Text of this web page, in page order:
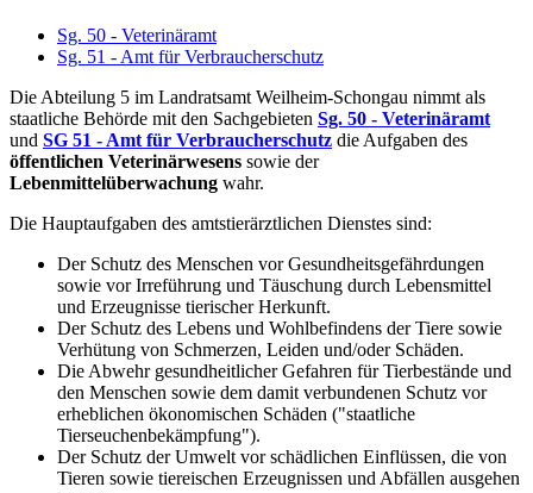
Sg. 50 - Veterinäramt
Sg. 51 - Amt für Verbraucherschutz
Die Abteilung 5 im Landratsamt Weilheim-Schongau nimmt als
staatliche Behörde mit den Sachgebieten Sg. 50 - Veterinäramt
und SG 51 - Amt für Verbraucherschutz die Aufgaben des
öffentlichen Veterinärwesens sowie der
Lebenmittelüberwachung wahr.
Die Hauptaufgaben des amtstierärztlichen Dienstes sind:
Der Schutz des Menschen vor Gesundheitsgefährdungen
sowie vor Irreführung und Täuschung durch Lebensmittel
und Erzeugnisse tierischer Herkunft.
Der Schutz des Lebens und Wohlbefindens der Tiere sowie
Verhütung von Schmerzen, Leiden und/oder Schäden.
Die Abwehr gesundheitlicher Gefahren für Tierbestände und
den Menschen sowie dem damit verbundenen Schutz vor
erheblichen ökonomischen Schäden ("staatliche
Tierseuchenbekämpfung").
Der Schutz der Umwelt vor schädlichen Einflüssen, die von
Tieren sowie tiereischen Erzeugnissen und Abfällen ausgehen